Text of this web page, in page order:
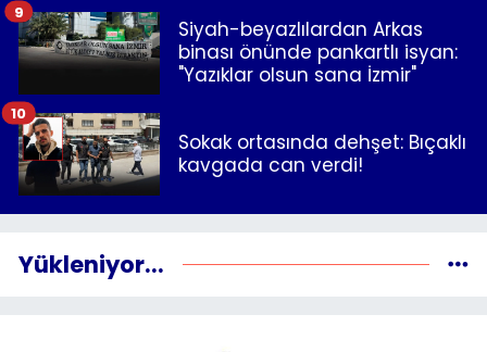
Siyah-beyazlılardan Arkas
binası önünde pankartlı isyan:
"Yazıklar olsun sana İzmir"
9
Sokak ortasında dehşet: Bıçaklı
kavgada can verdi!
10
Yükleniyor...